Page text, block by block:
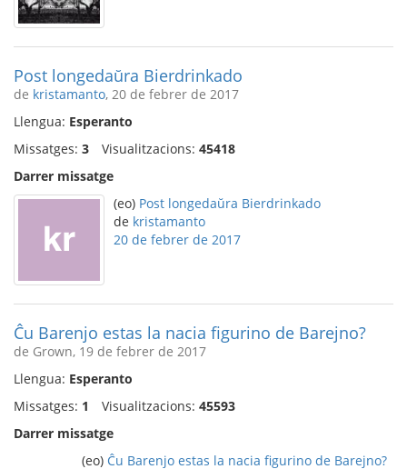
Post longedaŭra Bierdrinkado
de kristamanto, 20 de febrer de 2017
Llengua: Esperanto
Missatges: 3 Visualitzacions: 45418
Darrer missatge
(eo) Post longedaŭra Bierdrinkado
de kristamanto
20 de febrer de 2017
Ĉu Barenjo estas la nacia figurino de Barejno?
de Grown, 19 de febrer de 2017
Llengua: Esperanto
Missatges: 1 Visualitzacions: 45593
Darrer missatge
(eo) Ĉu Barenjo estas la nacia figurino de Barejno?